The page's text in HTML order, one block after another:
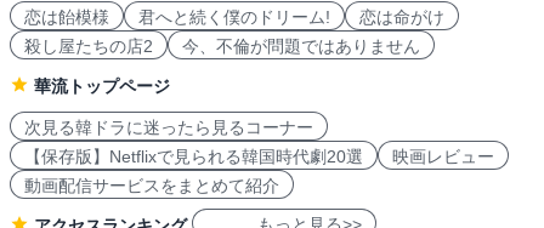
恋は飴模様
君へと続く僕のドリーム!
恋は命がけ
殺し屋たちの店2
今、不倫が問題ではありません
華流トップページ
次見る韓ドラに迷ったら見るコーナー
【保存版】Netflixで見られる韓国時代劇20選
映画レビュー
動画配信サービスをまとめて紹介